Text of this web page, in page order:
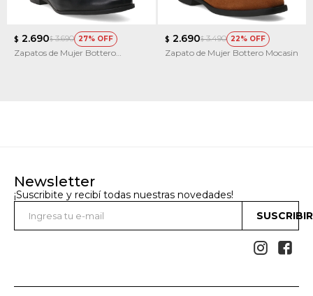
$ 2.690$ 3.690 27
Zapatos de Mujer Bottero
$ 2.690$ 3.490 22
Zapato de Mujer Bottero Mocasin
Newsletter
¡Suscribite y recibí todas nuestras novedades!
 